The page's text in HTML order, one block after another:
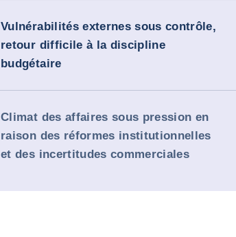
Vulnérabilités externes sous contrôle,
retour difficile à la discipline
budgétaire
Climat des affaires sous pression en
raison des réformes institutionnelles
et des incertitudes commerciales